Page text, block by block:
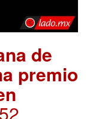
de
premio